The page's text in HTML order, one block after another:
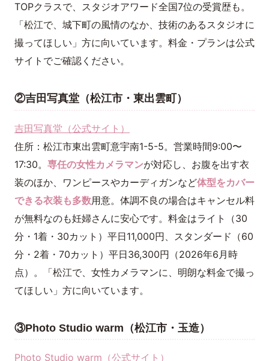
TOPクラスで、スタジオアワード全国7位の受賞歴も。
「松江で、城下町の風情のなか、技術のあるスタジオに
撮ってほしい」方に向いています。料金・プランは公式
サイトでご確認ください。
②吉田写真堂（松江市・東出雲町）
吉田写真堂（公式サイト）
住所：松江市東出雲町意宇南1-5-5。営業時間9:00〜
17:30。 専任の女性カメラマンが対応し、お腹を出す衣
装のほか、ワンピースやカーディガンなど体型をカバー
できる衣装も多数用意。体調不良の場合はキャンセル料
が無料なのも妊婦さんに安心です。料金はライト（30
分・1着・30カット）平日11,000円、スタンダード（60
分・2着・70カット）平日36,300円（2026年6月時
点）。「松江で、女性カメラマンに、明朗な料金で撮っ
てほしい」方に向いています。
③Photo Studio warm（松江市・玉造）
Photo Studio warm（公式サイト）